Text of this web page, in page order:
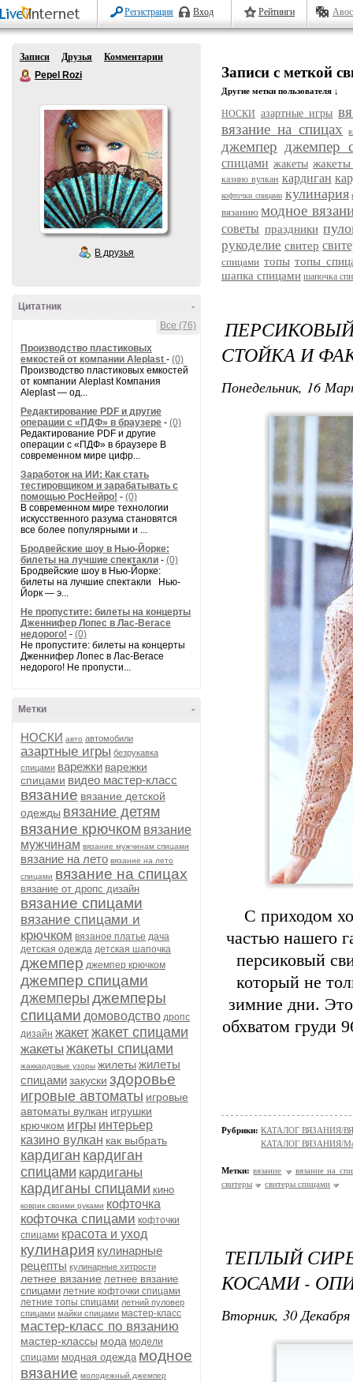
Регистрация Вход Рейтинги
Записи Друзья
Комментарии
Pepel Rozi
В друзья
-
Цитатник
Все (76)
Производство пластиковых
емкостей от компании Aleplast - (0)
Производство пластиковых емкостей
от компании Aleplast Компания
Aleplast — од...
Редактирование PDF и другие
операции с «ПДФ» в браузере - (0)
Редактирование PDF и другие
операции с «ПДФ» в браузере В
современном мире цифр...
Заработок на ИИ: Как стать
тестировщиком и зарабатывать с
помощью РосНейро! - (0)
В современном мире технологии
искусственного разума становятся
все более популярными и ...
Бродвейские шоу в Нью-Йорке:
билеты на лучшие спектакли - (0)
Бродвейские шоу в Нью-Йорке:
билеты на лучшие спектакли Нью-
Йорк — э...
Не пропустите: билеты на концерты
Дженнифер Лопес в Лас-Вегасе
недорого! - (0)
Не пропустите: билеты на концерты
Дженнифер Лопес в Лас-Вегасе
недорого! Не пропусти...
-
Метки
НОСКИ авто автомобили
азартные игры безрукавка
спицами варежки варежки
спицами видео мастер-класс
вязание вязание детской
одежды вязание детям
вязание крючком вязание
мужчинам вязание мужчинам спицами
вязание на лето вязание на лето
спицами вязание на спицах
вязание от дропс дизайн
вязание спицами
вязание спицами и
крючком вязаное платье дача
детская одежда детская шапочка
джемпер джемпер крючком
джемпер спицами
джемперы джемперы
спицами домоводство дропс
дизайн жакетжакет спицами
жакеты жакеты спицами
жаккардовые узоры жилеты жилеты
спицамизакуски здоровье
игровые автоматы игровые
автоматы вулкан игрушки
крючком игры интерьер
казино вулкан как выбрать
кардиган кардиган
спицами кардиганы
кардиганы спицами кино
коврик своими руками кофточка
кофточка спицами кофточки
спицами красота и уход
кулинария кулинарные
рецепты кулинарные хитрости
летнее вязание летнее вязание
спицами летние кофточки спицами
летние топы спицами летний пуловер
спицами майки спицами мастер-класс
мастер-класс по вязанию
мастер-классы мода модели
спицами модная одежда модное
вязание молодежный джемпер
Записи с меткой
Другие метки пользователя ↓
НОСКИ азартные игры
вязание на спицах
джемпер джемпер
спицами жакеты
казино вулкан кардиган
кофточки спицами кулинария
вязанию модное
советы праздники
рукоделие свитер
спицами топы топы
шапка спицами шапочка
СТОЙКА И
Понедельник, 16
С приходом
частью нашего
персиковый
который не
зимние дни.
обхватом груди
Рубрики: КАТАЛОГ ВЯЗАНИЯ/
КАТАЛОГ ВЯЗАНИЯ/
Метки: вязание
вязание на
свитеры
свитеры спицами
ТЕПЛЫЙ
КОСАМИ -
Вторник, 30